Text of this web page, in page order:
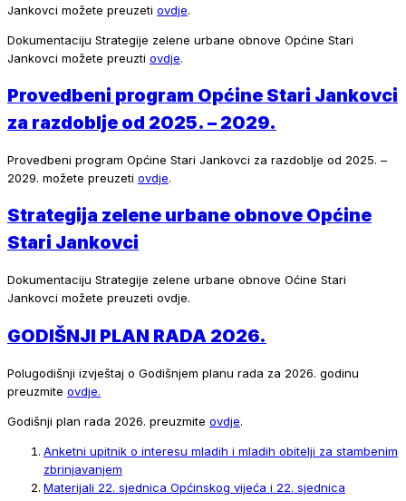
Jankovci možete preuzeti ovdje.
Dokumentaciju Strategije zelene urbane obnove Općine Stari
Jankovci možete preuzti ovdje.
Provedbeni program Općine Stari Jankovci
za razdoblje od 2025. – 2029.
Provedbeni program Općine Stari Jankovci za razdoblje od 2025. –
2029. možete preuzeti ovdje.
Strategija zelene urbane obnove Općine
Stari Jankovci
Dokumentaciju Strategije zelene urbane obnove Oćine Stari
Jankovci možete preuzeti ovdje.
GODIŠNJI PLAN RADA 2026.
Polugodišnji izvještaj o Godišnjem planu rada za 2026. godinu
preuzmite ovdje.
Godišnji plan rada 2026. preuzmite ovdje.
Anketni upitnik o interesu mladih i mladih obitelji za stambenim
zbrinjavanjem
Materijali 22. sjednica Općinskog vijeća i 22. sjednica